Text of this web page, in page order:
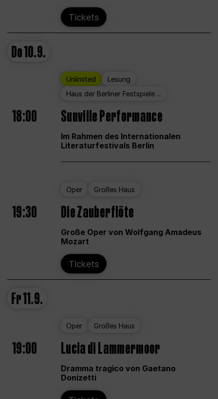
Tickets
Do10.9.
Unlimited
Lesung
Haus der Berliner Festspiele ...
18:00 Sunville Performance
Im Rahmen des Internationalen
Literaturfestivals Berlin
Oper Großes Haus
19:30 Die Zauberflöte
Große Oper von Wolfgang Amadeus
Mozart
Tickets
Fr11.9.
Oper Großes Haus
19:00 Lucia di Lammermoor
Dramma tragico von Gaetano
Donizetti